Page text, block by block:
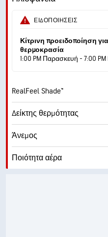
Υγρασία
Σημείο δρόσου
AccuLumen Brightness Index™
ΕΙΔΟΠΟΙΉΣΕΙΣ
Κίτρινη προειδοποίηση
θερμοκρασία
1:00 PM Παρασκευή - 7:00
RealFeel Shade™
Δείκτης θερμότητας
Άνεμος
Ποιότητα αέρα